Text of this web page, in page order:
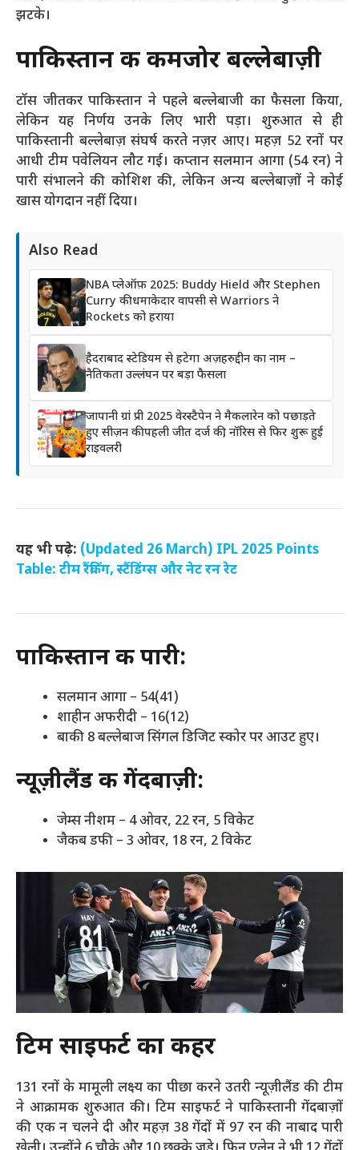
झटके।
पाकिस्तान की कमजोर बल्लेबाज़ी
टॉस जीतकर पाकिस्तान ने पहले बल्लेबाजी का फैसला किया,
लेकिन यह निर्णय उनके लिए भारी पड़ा। शुरुआत से ही
पाकिस्तानी बल्लेबाज़ संघर्ष करते नज़र आए। महज़ 52 रनों पर
आधी टीम पवेलियन लौट गई। कप्तान सलमान आगा (54 रन) ने
पारी संभालने की कोशिश की, लेकिन अन्य बल्लेबाज़ों ने कोई
खास योगदान नहीं दिया।
Also Read
NBA प्लेऑफ़ 2025: Buddy Hield और Stephen
Curry की धमाकेदार वापसी से Warriors ने
Rockets को हराया
हैदराबाद स्टेडियम से हटेगा अज़हरुद्दीन का नाम –
नैतिकता उल्लंघन पर बड़ा फैसला
जापानी ग्रां प्री 2025 वेरस्टैपेन ने मैकलारेन को पछाड़ते
हुए सीज़न की पहली जीत दर्ज की, नॉरिस से फिर शुरू हुई
राइवलरी
यह भी पढ़े: (Updated 26 March) IPL 2025 Points
Table: टीम रैंकिंग, स्टैंडिंग्स और नेट रन रेट
पाकिस्तान की पारी:
सलमान आगा – 54(41)
शाहीन अफरीदी – 16(12)
बाकी 8 बल्लेबाज सिंगल डिजिट स्कोर पर आउट हुए।
न्यूज़ीलैंड की गेंदबाज़ी:
जेम्स नीशम – 4 ओवर, 22 रन, 5 विकेट
जैकब डफी – 3 ओवर, 18 रन, 2 विकेट
टिम साइफर्ट का कहर
131 रनों के मामूली लक्ष्य का पीछा करने उतरी न्यूज़ीलैंड की टीम
ने आक्रामक शुरुआत की। टिम साइफर्ट ने पाकिस्तानी गेंदबाज़ों
की एक न चलने दी और महज़ 38 गेंदों में 97 रन की नाबाद पारी